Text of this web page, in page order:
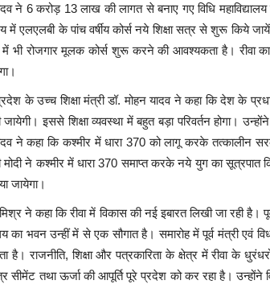
ने 6 करोड़ 13 लाख की लागत से बनाए गए विधि
में एलएलबी के पांच वर्षीय कोर्स नये शिक्षा सत्र से शुरू किये
भी रोजगार मूलक कोर्स शुरू करने की आवश्यकता है। रीवा का
के उच्च शिक्षा मंत्री डॉ. मोहन यादव ने कहा कि देश के
इससे शिक्षा व्यवस्था में बहुत बड़ा परिवर्तन होगा। उन्होंने
ने कहा कि कश्मीर में धारा 370 को लागू करके तत्कालीन
ने कश्मीर में धारा 370 समाप्त करके नये युग का सूत्रपात
जायेगा।
ने कहा कि रीवा में विकास की नई इबारत लिखी जा रही है।
का भवन उन्हीं में से एक सौगात है। समारोह में पूर्व मंत्री एवं
है। राजनीति, शिक्षा और पत्रकारिता के क्षेत्र में रीवा के
सीमेंट तथा ऊर्जा की आपूर्ति पूरे प्रदेश को कर रहा है। उन्होंने